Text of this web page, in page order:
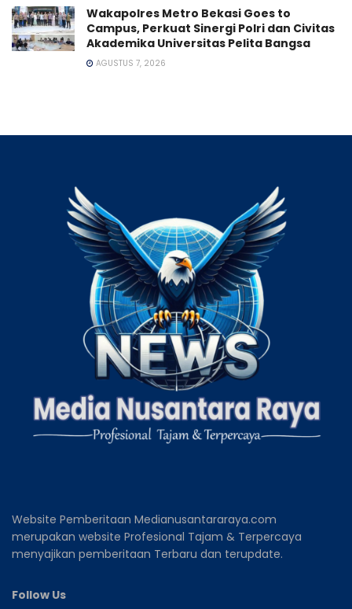
Wakapolres Metro Bekasi Goes to
Campus, Perkuat Sinergi Polri dan Civitas
Akademika Universitas Pelita Bangsa
AGUSTUS 7, 2026
Website Pemberitaan Medianusantararaya.com
merupakan website Profesional Tajam & Terpercaya
menyajikan pemberitaan Terbaru dan terupdate.
Follow Us